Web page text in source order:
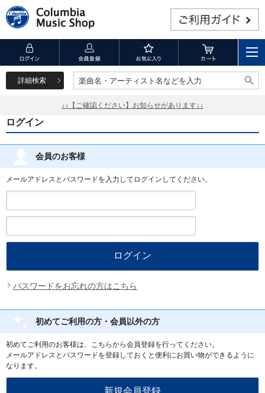
詳細検索 楽曲名・アーティスト名などを入力
楽曲名・アーティスト名などを入力
↓↓【ご確認ください】お知らせがあります↓↓
ログイン
会員のお客様
メールアドレスとパスワードを入力してログインしてください。
パスワードをお忘れの方はこちら
初めてご利用の方・会員以外の方
初めてご利用のお客様は、こちらから会員登録を行ってください。
メールアドレスとパスワードを登録しておくと便利にお買い物ができるように
なります。